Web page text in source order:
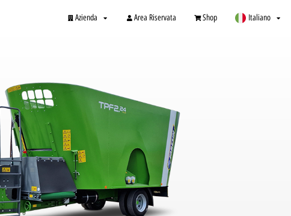
Azienda Area Riservata Shop Italiano